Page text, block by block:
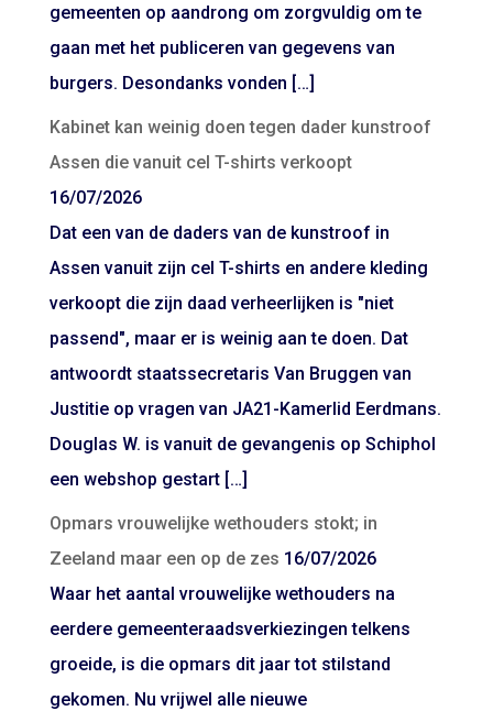
gemeenten op aandrong om zorgvuldig om te
gaan met het publiceren van gegevens van
burgers. Desondanks vonden […]
Kabinet kan weinig doen tegen dader kunstroof
Assen die vanuit cel T-shirts verkoopt
16/07/2026
Dat een van de daders van de kunstroof in
Assen vanuit zijn cel T-shirts en andere kleding
verkoopt die zijn daad verheerlijken is "niet
passend", maar er is weinig aan te doen. Dat
antwoordt staatssecretaris Van Bruggen van
Justitie op vragen van JA21-Kamerlid Eerdmans.
Douglas W. is vanuit de gevangenis op Schiphol
een webshop gestart […]
Opmars vrouwelijke wethouders stokt; in
Zeeland maar een op de zes 16/07/2026
Waar het aantal vrouwelijke wethouders na
eerdere gemeenteraadsverkiezingen telkens
groeide, is die opmars dit jaar tot stilstand
gekomen. Nu vrijwel alle nieuwe